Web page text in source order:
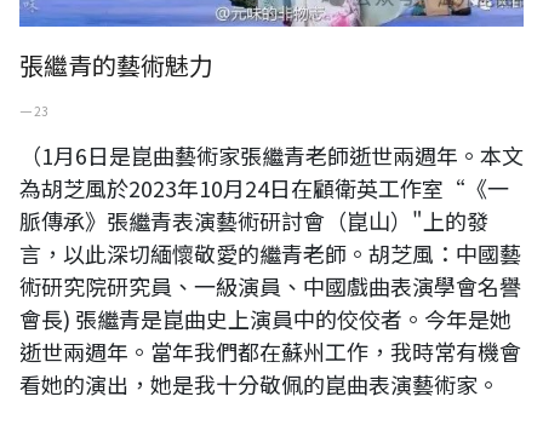
張繼青的藝術魅力
一 23
（1月6日是崑曲藝術家張繼青老師逝世兩週年。本文
為胡芝風於2023年10月24日在顧衛英工作室“《一
脈傳承》張繼青表演藝術研討會（崑山）"上的發
言，以此深切緬懷敬愛的繼青老師。胡芝風：中國藝
術研究院研究員、一級演員、中國戲曲表演學會名譽
會長) 張繼青是崑曲史上演員中的佼佼者。今年是她
逝世兩週年。當年我們都在蘇州工作，我時常有機會
看她的演出，她是我十分敬佩的崑曲表演藝術家。